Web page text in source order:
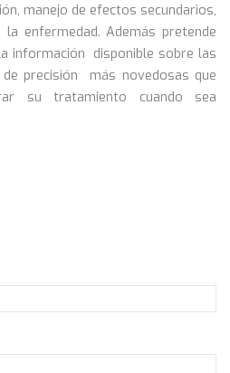
manejo de efectos secundarios,
enfermedad. Además pretende
información disponible sobre las
precisión más novedosas que
su tratamiento cuando sea